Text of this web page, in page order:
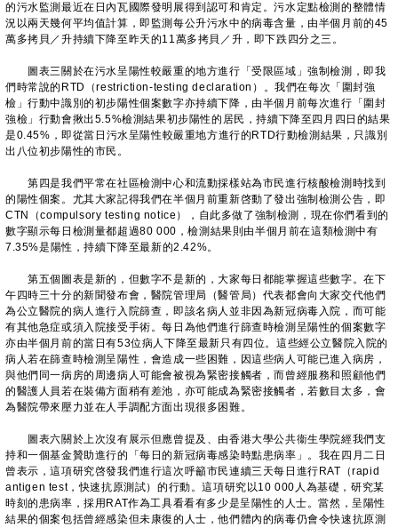
的污水監測最近在日內瓦國際發明展得到認可和肯定。污水定點檢測的整體情
況以兩天幾何平均值計算，即監測每公升污水中的病毒含量，由半個月前的45
萬多拷貝／升持續下降至昨天的11萬多拷貝／升，即下跌四分之三。
圖表三關於在污水呈陽性較嚴重的地方進行「受限區域」強制檢測，即我
們時常說的RTD（restriction-testing declaration）。我們在每次「圍封強
檢」行動中識別的初步陽性個案數字亦持續下降，由半個月前每次進行「圍封
強檢」行動會揪出5.5%檢測結果初步陽性的居民，持續下降至四月四日的結果
是0.45%，即從當日污水呈陽性較嚴重地方進行的RTD行動檢測結果，只識別
出八位初步陽性的市民。
第四是我們平常在社區檢測中心和流動採樣站為市民進行核酸檢測時找到
的陽性個案。尤其大家記得我們在半個月前重新啓動了發出強制檢測公告，即
CTN（compulsory testing notice），自此多做了強制檢測，現在你們看到的
數字顯示每日檢測量都超過80 000，檢測結果則由半個月前在這類檢測中有
7.35%是陽性，持續下降至最新的2.42%。
第五個圖表是新的，但數字不是新的，大家每日都能掌握這些數字。在下
午四時三十分的新聞發布會，醫院管理局（醫管局）代表都會向大家交代他們
為公立醫院的病人進行入院篩查，即該名病人並非因為新冠病毒入院，而可能
有其他急症或須入院接受手術。每日為他們進行篩查時檢測呈陽性的個案數字
亦由半個月前的當日有53位病人下降至最新只有四位。這些經公立醫院入院的
病人若在篩查時檢測呈陽性，會造成一些困難，因這些病人可能已進入病房，
與他們同一病房的周邊病人可能會被視為緊密接觸者，而曾經服務和照顧他們
的醫護人員若在裝備方面稍有差池，亦可能成為緊密接觸者，若數目太多，會
為醫院帶來壓力並在人手調配方面出現很多困難。
圖表六關於上次沒有展示但應曾提及、由香港大學公共衞生學院經我們支
持和一個基金贊助進行的「每日的新冠病毒感染時點患病率」。我在四月二日
曾表示，這項研究啓發我們進行這次呼籲市民連續三天每日進行RAT（rapid
antigen test，快速抗原測試）的行動。這項研究以10 000人為基礎，研究某
時刻的患病率，採用RAT作為工具看看有多少是呈陽性的人士。當然，呈陽性
結果的個案包括曾經感染但未康復的人士，他們體內的病毒仍會令快速抗原測